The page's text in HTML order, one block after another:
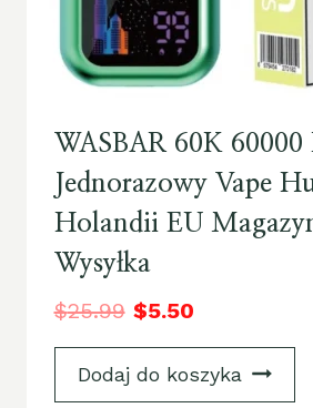
WASBAR 60K 60000
Jednorazowy Vape
Holandii EU
Wysyłka
$25.99 $5.50
Dodaj do koszyka